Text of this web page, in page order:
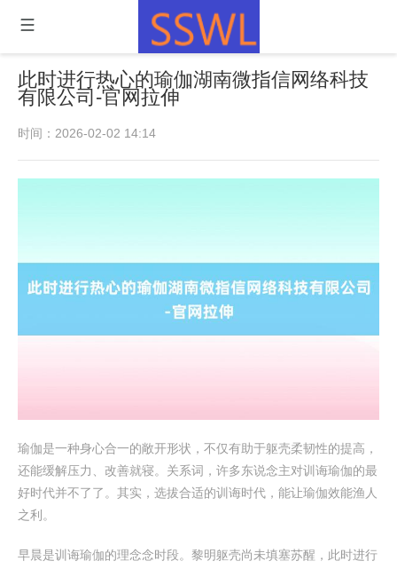
此时进行热心的瑜伽湖南微指信网络科技
有限公司-官网拉伸
时间：2026-02-02 14:14
瑜伽是一种身心合一的敞开形状，不仅有助于躯壳柔韧性的提高，
还能缓解压力、改善就寝。关系词，许多东说念主对训诲瑜伽的最
好时代并不了了。其实，选拔合适的训诲时代，能让瑜伽效能渔人
之利。
早晨是训诲瑜伽的理念念时段。黎明躯壳尚未填塞苏醒，此时进行